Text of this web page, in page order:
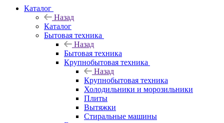
Каталог
Назад
Каталог
Бытовая техника
Назад
Бытовая техника
Крупнобытовая техника
Назад
Крупнобытовая техника
Холодильники и морозильники
Плиты
Вытяжки
Стиральные машины